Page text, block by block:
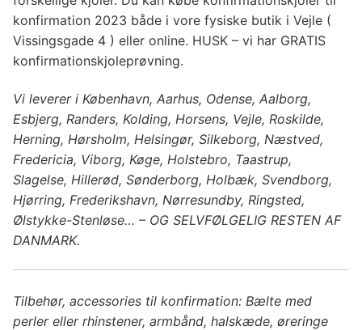
konfirmation 2023 både i vore fysiske butik i Vejle (
Vissingsgade 4 ) eller online. HUSK – vi har GRATIS
konfirmationskjoleprøvning.
Vi leverer i København, Aarhus, Odense, Aalborg,
Esbjerg, Randers, Kolding, Horsens, Vejle, Roskilde,
Herning, Hørsholm, Helsingør, Silkeborg, Næstved,
Fredericia, Viborg, Køge, Holstebro, Taastrup,
Slagelse, Hillerød, Sønderborg, Holbæk, Svendborg,
Hjørring, Frederikshavn, Nørresundby, Ringsted,
Ølstykke-Stenløse… – OG SELVFØLGELIG RESTEN AF
DANMARK.
Tilbehør, accessories til konfirmation: Bælte med
perler eller rhinstener, armbånd, halskæde, øreringe